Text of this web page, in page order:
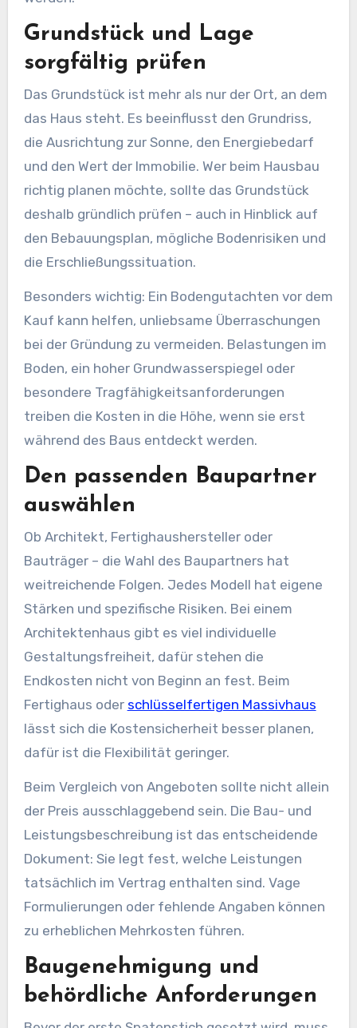
Grundstück und Lage
sorgfältig prüfen
Das Grundstück ist mehr als nur der Ort, an dem
das Haus steht. Es beeinflusst den Grundriss,
die Ausrichtung zur Sonne, den Energiebedarf
und den Wert der Immobilie. Wer beim Hausbau
richtig planen möchte, sollte das Grundstück
deshalb gründlich prüfen – auch in Hinblick auf
den Bebauungsplan, mögliche Bodenrisiken und
die Erschließungssituation.
Besonders wichtig: Ein Bodengutachten vor dem
Kauf kann helfen, unliebsame Überraschungen
bei der Gründung zu vermeiden. Belastungen im
Boden, ein hoher Grundwasserspiegel oder
besondere Tragfähigkeitsanforderungen
treiben die Kosten in die Höhe, wenn sie erst
während des Baus entdeckt werden.
Den passenden Baupartner
auswählen
Ob Architekt, Fertighaushersteller oder
Bauträger – die Wahl des Baupartners hat
weitreichende Folgen. Jedes Modell hat eigene
Stärken und spezifische Risiken. Bei einem
Architektenhaus gibt es viel individuelle
Gestaltungsfreiheit, dafür stehen die
Endkosten nicht von Beginn an fest. Beim
Fertighaus oder schlüsselfertigen Massivhaus
lässt sich die Kostensicherheit besser planen,
dafür ist die Flexibilität geringer.
Beim Vergleich von Angeboten sollte nicht allein
der Preis ausschlaggebend sein. Die Bau- und
Leistungsbeschreibung ist das entscheidende
Dokument: Sie legt fest, welche Leistungen
tatsächlich im Vertrag enthalten sind. Vage
Formulierungen oder fehlende Angaben können
zu erheblichen Mehrkosten führen.
Baugenehmigung und
behördliche Anforderungen